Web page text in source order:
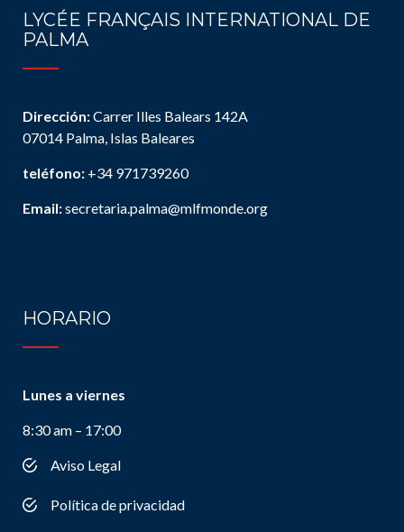
LYCÉE FRANÇAIS INTERNATIONAL DE
PALMA
Dirección:Carrer Illes Balears 142A
07014 Palma, Islas Baleares
teléfono: +34 971739260
Email:secretaria.palma@mlfmonde.org
HORARIO
Lunes a viernes
8:30 am – 17:00
Aviso Legal
Política de privacidad